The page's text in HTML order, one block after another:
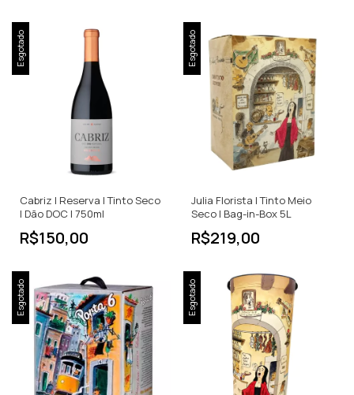
Esgotado
Cabriz | Reserva | Tinto Seco
| Dão DOC | 750ml
R$150,00
Esgotado
Julia Florista | Tinto Meio
Seco | Bag-in-Box 5L
R$219,00
Esgotado Esgotado